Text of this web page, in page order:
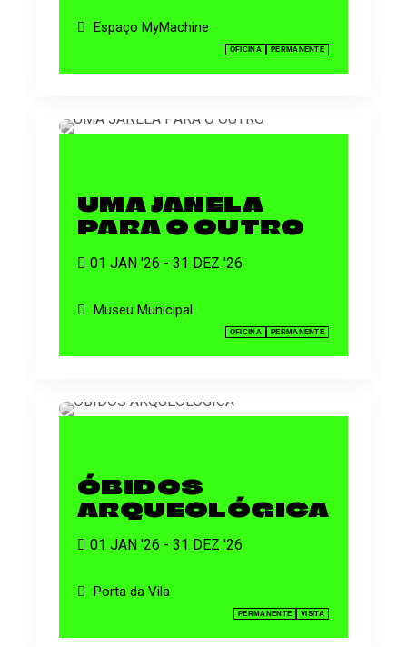
Espaço MyMachine
OFICINA PERMANENTE
01 JAN '26 - 31 DEZ '26
UMA JANELA
PARA O OUTRO
Museu Municipal
OFICINA PERMANENTE
01 JAN '26 - 31 DEZ '26
ÓBIDOS
ARQUEOLÓGICA
Porta da Vila
PERMANENTE VISITA